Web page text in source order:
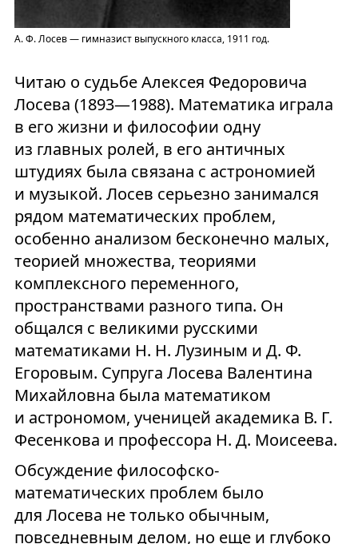
А. Ф. Лосев — гимназист выпускного класса, 1911 год.
Читаю о судьбе Алексея Федоровича
Лосева (1893—1988). Математика играла
в его жизни и философии одну
из главных ролей, в его античных
штудиях была связана с астрономией
и музыкой. Лосев серьезно занимался
рядом математических проблем,
особенно анализом бесконечно малых,
теорией множества, теориями
комплексного переменного,
пространствами разного типа. Он
общался с великими русскими
математиками Н. Н. Лузиным и Д. Ф.
Егоровым. Супруга Лосева Валентина
Михайловна была математиком
и астрономом, ученицей академика В. Г.
Фесенкова и профессора Н. Д. Моисеева.
Обсуждение философско-
математических проблем было
для Лосева не только обычным,
повседневным делом, но еще и глубоко